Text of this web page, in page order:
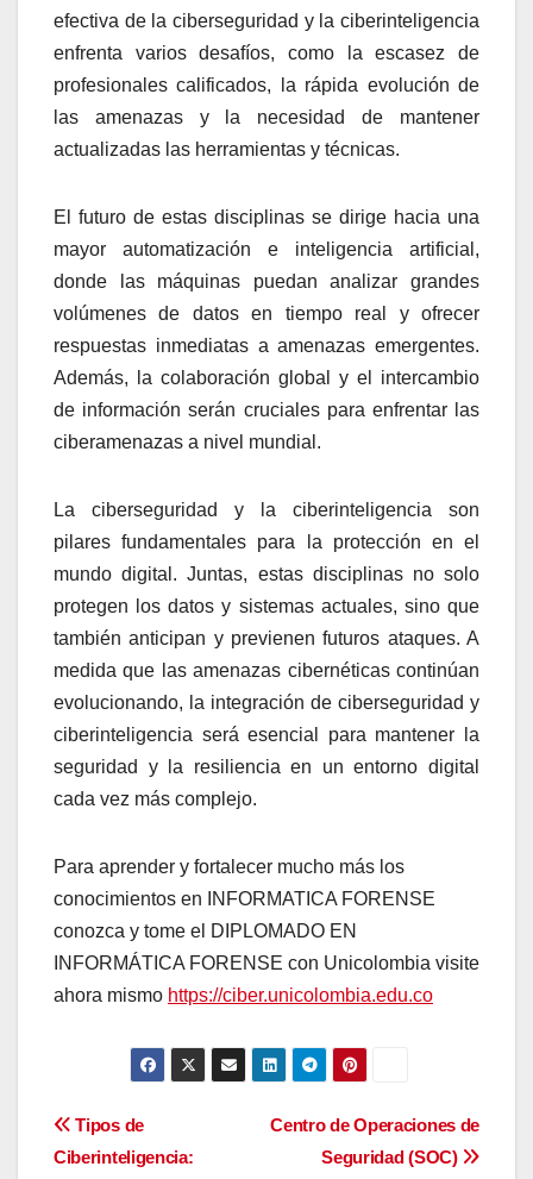
efectiva de la ciberseguridad y la ciberinteligencia
enfrenta varios desafíos, como la escasez de
profesionales calificados, la rápida evolución de
las amenazas y la necesidad de mantener
actualizadas las herramientas y técnicas.
El futuro de estas disciplinas se dirige hacia una
mayor automatización e inteligencia artificial,
donde las máquinas puedan analizar grandes
volúmenes de datos en tiempo real y ofrecer
respuestas inmediatas a amenazas emergentes.
Además, la colaboración global y el intercambio
de información serán cruciales para enfrentar las
ciberamenazas a nivel mundial.
La ciberseguridad y la ciberinteligencia son
pilares fundamentales para la protección en el
mundo digital. Juntas, estas disciplinas no solo
protegen los datos y sistemas actuales, sino que
también anticipan y previenen futuros ataques. A
medida que las amenazas cibernéticas continúan
evolucionando, la integración de ciberseguridad y
ciberinteligencia será esencial para mantener la
seguridad y la resiliencia en un entorno digital
cada vez más complejo.
Para aprender y fortalecer mucho más los
conocimientos en INFORMATICA FORENSE
conozca y tome el DIPLOMADO EN
INFORMÁTICA FORENSE con Unicolombia visite
ahora mismo https://ciber.unicolombia.edu.co
Navegación
Centro de Operaciones de
Seguridad (SOC)
Tipos de
Ciberinteligencia: